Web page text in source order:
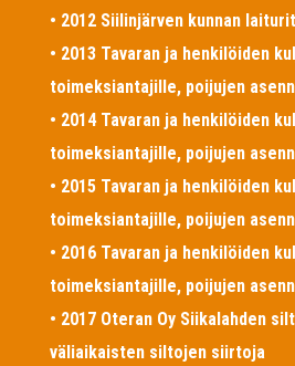
• 2012 Siilinjärven kunnan
• 2013 Tavaran ja henkilöiden
toimeksiantajille, poijujen
• 2014 Tavaran ja henkilöiden
toimeksiantajille, poijujen
• 2015 Tavaran ja henkilöiden
toimeksiantajille, poijujen
• 2016 Tavaran ja henkilöiden
toimeksiantajille, poijujen
• 2017 Oteran Oy Siikalahden
väliaikaisten siltojen siirtoja